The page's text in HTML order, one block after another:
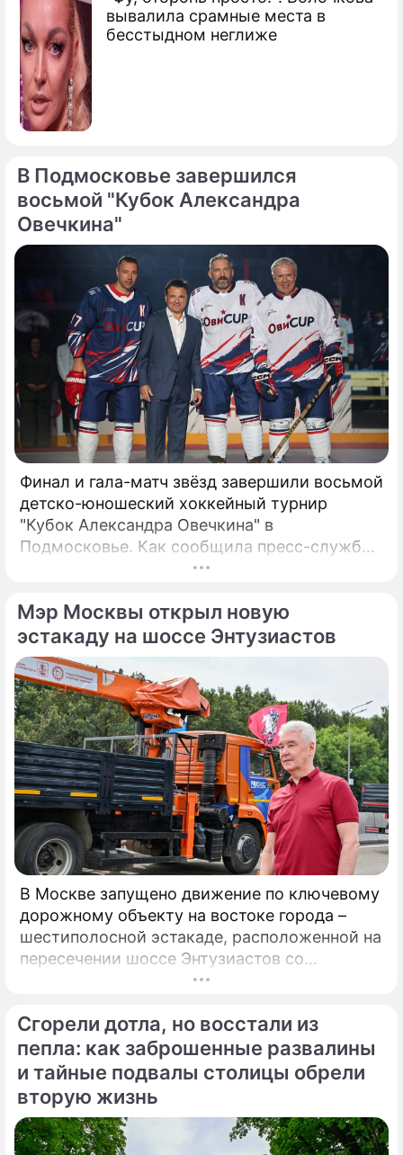
вывалила срамные места в
бесстыдном неглиже
В Подмосковье завершился
восьмой "Кубок Александра
Овечкина"
Финал и гала-матч звёзд завершили восьмой
детско-юношеский хоккейный турнир
"Кубок Александра Овечкина" в
Подмосковье. Как сообщила пресс-служба
регионального правительства, губернатор
сделал символическое сбрасывание шайбы
на «Арене Мытищи».
Мэр Москвы открыл новую
эстакаду на шоссе Энтузиастов
В Москве запущено движение по ключевому
дорожному объекту на востоке города –
шестиполосной эстакаде, расположенной на
пересечении шоссе Энтузиастов со
Свободным проспектом и Большим
открытия принял участие мэр Москвы
Сергей Собянин, который подчеркнул
стратегическую важность новой развязки
для разгрузки одного из самых проблемных
участков магистрали.
Сгорели дотла, но восстали из
пепла: как заброшенные развалины
и тайные подвалы столицы обрели
вторую жизнь